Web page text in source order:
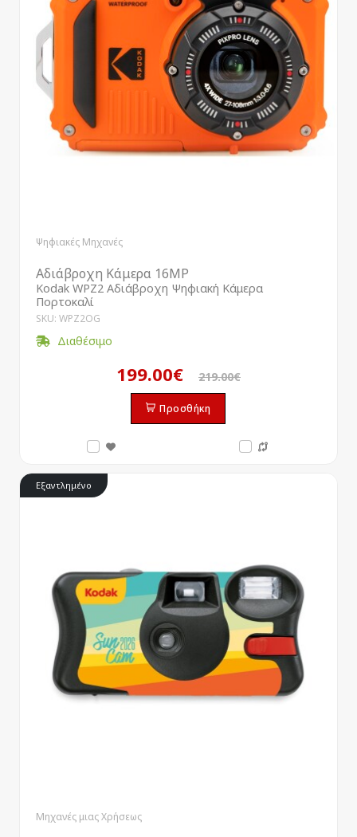
Ψηφιακές Μηχανές
Αδιάβροχη Κάμερα 16MP
Kodak WPZ2 Αδιάβροχη Ψηφιακή Κάμερα
Πορτοκαλί
SKU: WPZ2OG
Διαθέσιμο
199.00€ 219.00€
Προσθήκη
Εξαντλημένο
Μηχανές μιας Χρήσεως